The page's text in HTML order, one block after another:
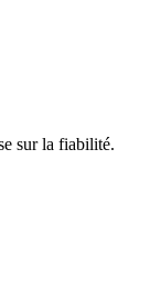
sur la fiabilité.